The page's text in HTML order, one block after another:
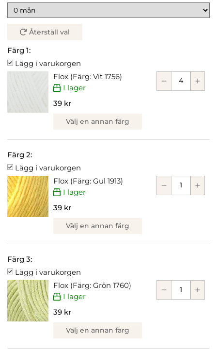
Återställ val
Färg 1:
Lägg i varukorgen
Flox (Färg: Vit 1756)
I lager
39 kr
Välj en annan färg
Färg 2:
Lägg i varukorgen
Flox (Färg: Gul 1913)
I lager
39 kr
Välj en annan färg
Färg 3:
Lägg i varukorgen
Flox (Färg: Grön 1760)
I lager
39 kr
Välj en annan färg